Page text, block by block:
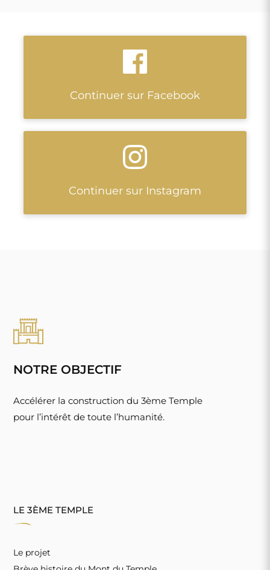
Continuer sur Facebook
Continuer sur Instagram
NOTRE OBJECTIF
Accélérer la construction du 3ème Temple
pour l’intérêt de toute l’humanité.
LE 3ÈME TEMPLE
Le projet